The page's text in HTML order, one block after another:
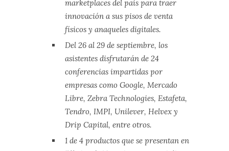
marketplaces del país para traer
innovación a sus pisos de venta
físicos y anaqueles digitales.
Del 26 al 29 de septiembre, los
asistentes disfrutarán de 24
conferencias impartidas por
empresas como Google, Mercado
Libre, Zebra Technologies, Estafeta,
Tendro, IMPI, Unilever, Helvex y
Drip Capital, entre otros.
1 de 4 productos que se presentan en